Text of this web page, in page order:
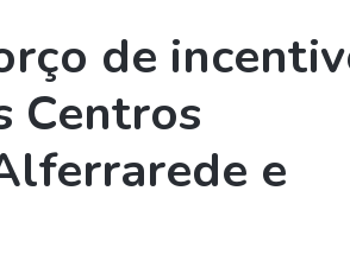
de
Centros
e